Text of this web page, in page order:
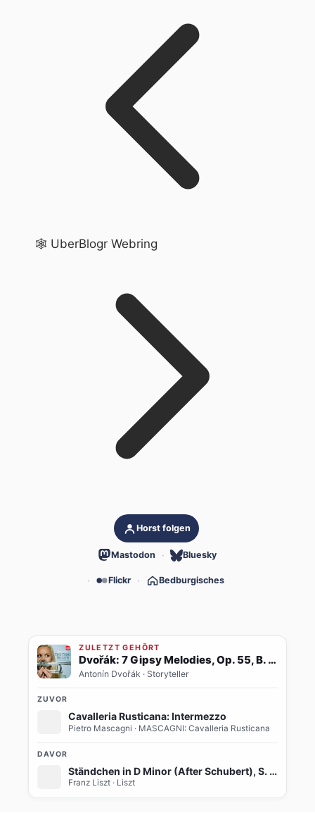
🕸️ UberBlogr Webring
Horst folgen
Mastodon Bluesky
Flickr Bedburgisches
ZULETZT GEHÖRT
Dvořák: 7 Gipsy Melodies, Op. 55, B. 104: No. 4, Als die alte Mutter (Transcr. for Trumpet and Orchestra)
Antonín Dvořák · Storyteller
ZUVOR
Cavalleria Rusticana: Intermezzo
Pietro Mascagni · MASCAGNI: Cavalleria Rusticana
DAVOR
Ständchen in D Minor (After Schubert), S. 560
Franz Liszt · Liszt